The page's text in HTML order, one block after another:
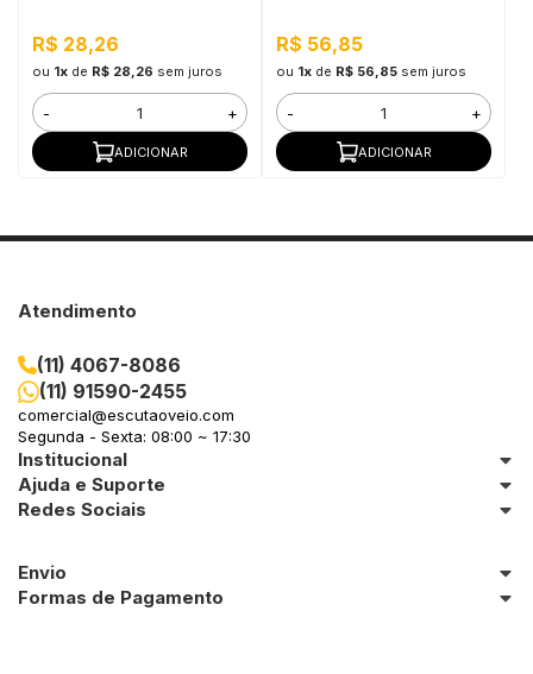
R$ 28,26
ou 1xde R$ 28,26 sem juros
- +
ADICIONAR
R$ 56,85
ou 1xde R$ 56,85 sem juros
- +
ADICIONAR
Atendimento
(11) 4067-8086
(11) 91590-2455
comercial@escutaoveio.com
Segunda - Sexta: 08:00 ~ 17:30
Institucional
Ajuda e Suporte
Redes Sociais
Envio
Formas de Pagamento